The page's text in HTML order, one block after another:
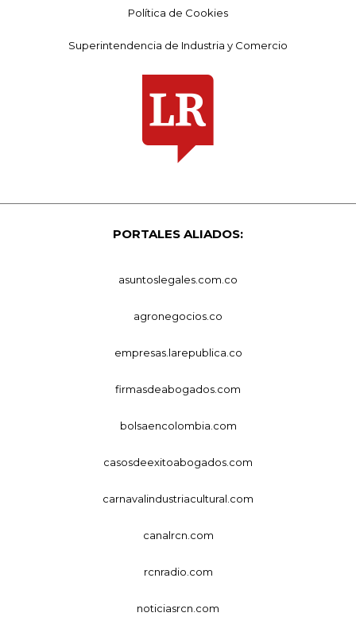
Política de Cookies
Superintendencia de Industria y Comercio
PORTALES ALIADOS:
asuntoslegales.com.co
agronegocios.co
empresas.larepublica.co
firmasdeabogados.com
bolsaencolombia.com
casosdeexitoabogados.com
carnavalindustriacultural.com
canalrcn.com
rcnradio.com
noticiasrcn.com